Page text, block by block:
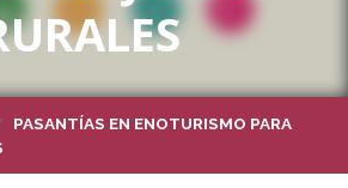
PASANTÍAS EN ENOTURISMO PARA